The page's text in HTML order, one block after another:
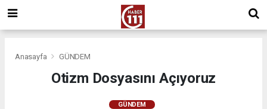
Anasayfa GÜNDEM
Otizm Dosyasını Açıyoruz
GÜNDEM